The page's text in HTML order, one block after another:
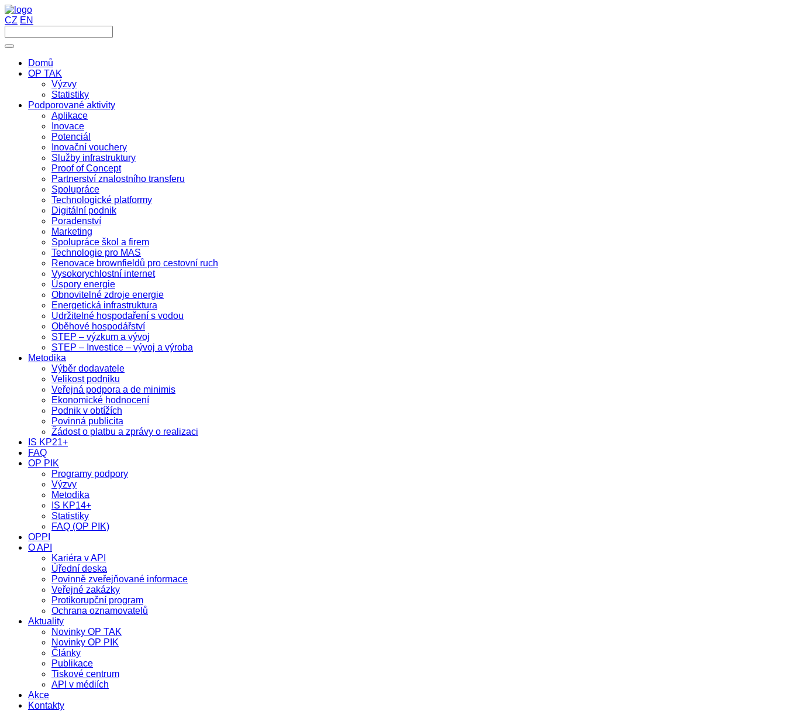
CZ EN
Domů
OP TAK
Výzvy
Statistiky
Podporované aktivity
Aplikace
Inovace
Potenciál
Inovační vouchery
Služby infrastruktury
Proof of Concept
Partnerství znalostního transferu
Spolupráce
Technologické platformy
Digitální podnik
Poradenství
Marketing
Spolupráce škol a firem
Technologie pro MAS
Renovace brownfieldů pro cestovní ruch
Vysokorychlostní internet
Úspory energie
Obnovitelné zdroje energie
Energetická infrastruktura
Udržitelné hospodaření s vodou
Oběhové hospodářství
STEP – výzkum a vývoj
STEP – Investice – vývoj a výroba
Metodika
Výběr dodavatele
Velikost podniku
Veřejná podpora a de minimis
Ekonomické hodnocení
Podnik v obtížích
Povinná publicita
Žádost o platbu a zprávy o realizaci
IS KP21+
FAQ
OP PIK
Programy podpory
Výzvy
Metodika
IS KP14+
Statistiky
FAQ (OP PIK)
OPPI
O API
Kariéra v API
Úřední deska
Povinně zveřejňované informace
Veřejné zakázky
Protikorupční program
Ochrana oznamovatelů
Aktuality
Novinky OP TAK
Novinky OP PIK
Články
Publikace
Tiskové centrum
API v médiích
Akce
Kontakty